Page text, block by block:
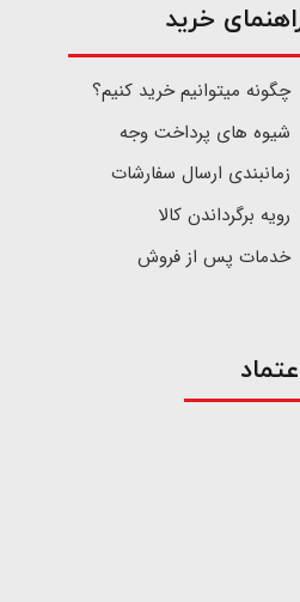
خرید
چگونه میتوانیم خرید کنیم؟
شیوه های پرداخت وجه
زمانبندی ارسال سفارشات
رویه برگرداندن کالا
خدمات پس از فروش